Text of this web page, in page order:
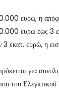
ευρώ, η
ευρώ έως 3
εκατ. ευρώ, η
για
του Ελεγκτικού